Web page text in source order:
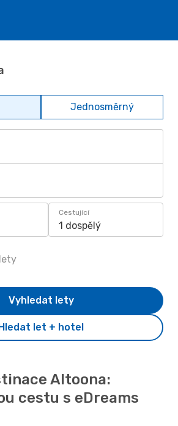
Jednosměrný
Cestující
1 dospělý
let + hotel
Vyhledat lety
Altoona:
cestu s eDreams